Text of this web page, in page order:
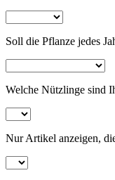
Soll die Pflanze jedes
Welche Nützlinge sind
Nur Artikel anzeigen,